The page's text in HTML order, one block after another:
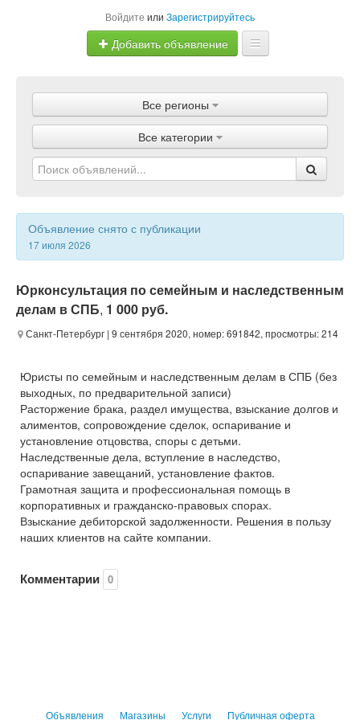
Войдите или Зарегистрируйтесь
Добавить объявление
Объявления
Магазины
Услуги
Статьи
Все регионы
Все категории
Объявление снято с публикации
17 июля 2026
Юрконсультация по семейным и наследственным
делам в СПБ, 1 000 руб.
Санкт-Петербург | 9 сентября 2020, номер: 691842, просмотры: 214
Юристы по семейным и наследственным делам в СПБ (без
выходных, по предварительной записи)
Расторжение брака, раздел имущества, взыскание долгов и
алиментов, сопровождение сделок, оспаривание и
установление отцовства, споры с детьми.
Наследственные дела, вступление в наследство,
оспаривание завещаний, установление фактов.
Грамотная защита и профессиональная помощь в
корпоративных и гражданско-правовых спорах.
Взыскание дебиторской задолженности. Решения в пользу
наших клиентов на сайте компании.
Комментарии 0
Объявления Магазины Услуги Публичная оферта